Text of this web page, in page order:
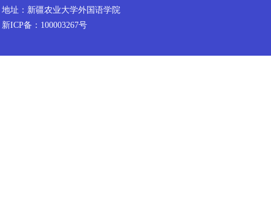
地址：新疆农业大学外国语学院
新ICP备：100003267号